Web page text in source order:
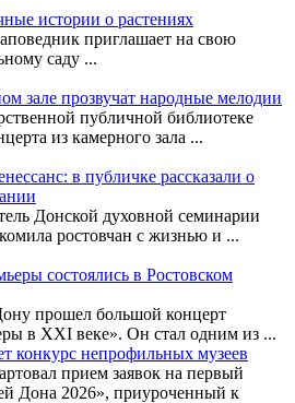
истории о растениях
приглашает на свою
саду ...
зале прозвучат народные мелодии
публичной библиотеке
из камерного зала ...
в публичке рассказали о
Донской духовной семинарии
ростовчан с жизнью и ...
состоялись в Ростовском
прошел большой концерт
в XXI веке». Он стал одним из ...
конкурс непрофильных музеев
прием заявок на первый
Дона 2026», приуроченный к